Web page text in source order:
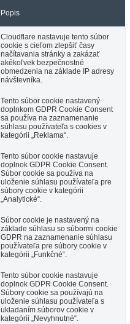
Popis
Cloudflare nastavuje tento súbor
cookie s cieľom zlepšiť časy
načítavania stránky a zakázať
akékoľvek bezpečnostné
obmedzenia na základe IP adresy
návštevníka.
Tento súbor cookie nastavený
doplnkom GDPR Cookie Consent
sa používa na zaznamenanie
súhlasu používateľa s cookies v
kategórii „Reklama“.
Tento súbor cookie nastavuje
doplnok GDPR Cookie Consent.
Súbor cookie sa používa na
uloženie súhlasu používateľa pre
súbory cookie v kategórii
„Analytické“.
Súbor cookie je nastavený na
základe súhlasu so súbormi cookie
GDPR na zaznamenanie súhlasu
používateľa pre súbory cookie v
kategórii „Funkčné“.
Tento súbor cookie nastavuje
doplnok GDPR Cookie Consent.
Súbory cookie sa používajú na
uloženie súhlasu používateľa s
ukladaním súborov cookie v
kategórii „Nevyhnutné“.